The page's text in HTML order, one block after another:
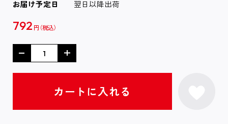
お届け予定日 翌日以降出荷
792 円